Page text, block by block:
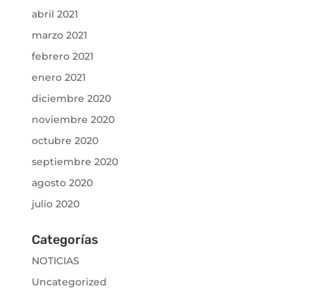
abril 2021
marzo 2021
febrero 2021
enero 2021
diciembre 2020
noviembre 2020
octubre 2020
septiembre 2020
agosto 2020
julio 2020
Categorías
NOTICIAS
Uncategorized